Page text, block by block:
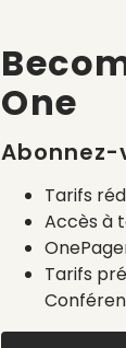
One
Abonnez-
Tarifs
Accès à
Tarifs